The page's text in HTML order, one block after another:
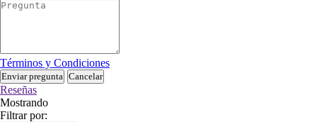
Términos y Condiciones
Enviar pregunta Cancelar
Reseñas
Mostrando
Filtrar por: